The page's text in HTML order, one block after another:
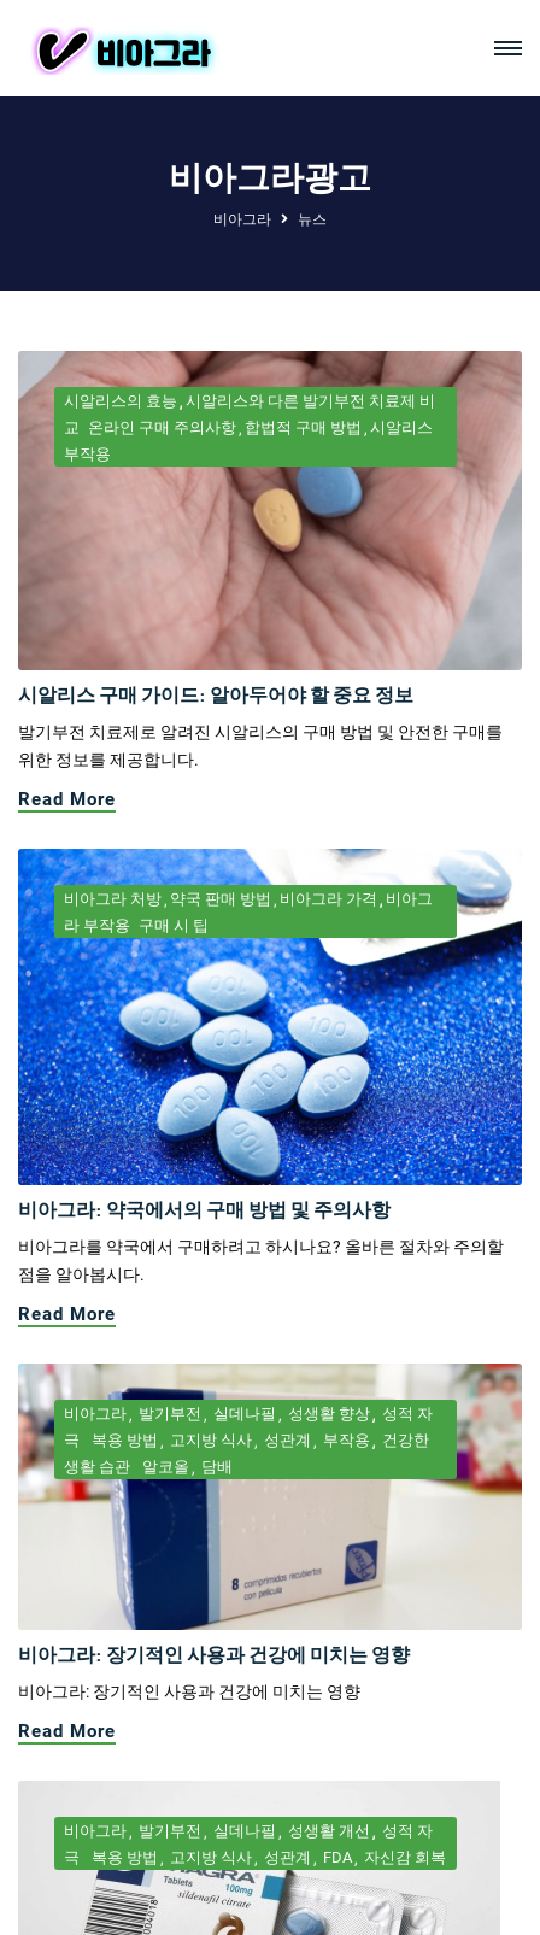
비아그라광고
비아그라 뉴스
시알리스의 효능 시알리스와 다른 발기부전 치료제 비
교 온라인 구매 주의사항 합법적 구매 방법 시알리스
부작용
시알리스 구매 가이드: 알아두어야 할 중요 정보
발기부전 치료제로 알려진 시알리스의 구매 방법 및 안전한 구매를
위한 정보를 제공합니다.
Read More
비아그라 처방 약국 판매 방법 비아그라 가격
비아그
라 부작용 구매 시 팁
비아그라: 약국에서의 구매 방법 및 주의사항
비아그라를 약국에서 구매하려고 하시나요? 올바른 절차와 주의할
점을 알아봅시다.
Read More
비아그라 발기부전 실데나필 성생활 향상
성적 자
극
복용 방법 고지방 식사 성관계 부작용
건강한
생활 습관
알코올 담배
비아그라: 장기적인 사용과 건강에 미치는 영향
비아그라: 장기적인 사용과 건강에 미치는 영향
Read More
비아그라 발기부전 실데나필 성생활 개선
성적 자
극
복용 방법 고지방 식사 성관계 FDA 자신감 회복